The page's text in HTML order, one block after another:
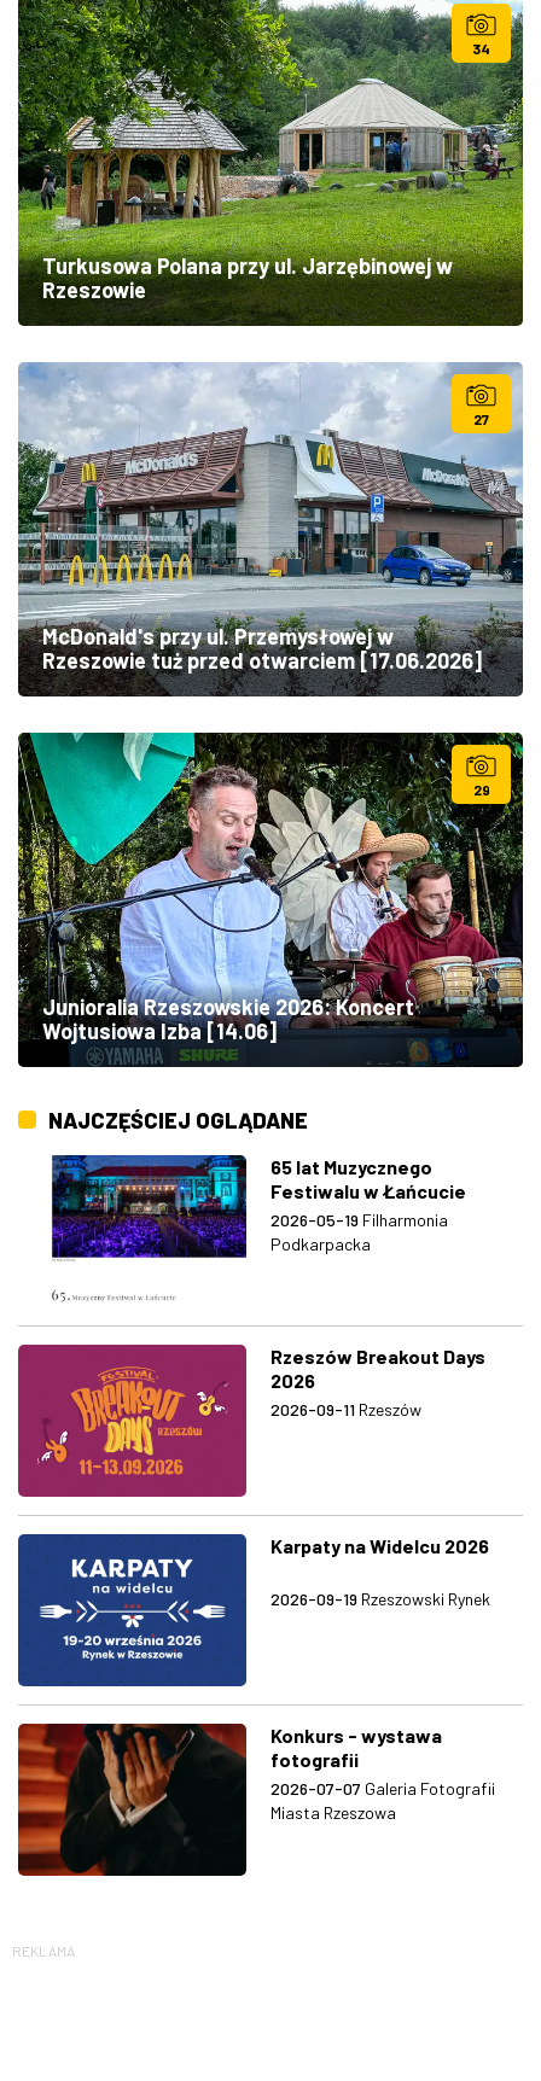
34
Turkusowa Polana przy ul. Jarzębinowej w
Rzeszowie
27
McDonald's przy ul. Przemysłowej w
Rzeszowie tuż przed otwarciem [17.06.2026]
29
Junioralia Rzeszowskie 2026: Koncert
Wojtusiowa Izba [14.06]
NAJCZĘŚCIEJ OGLĄDANE
65 lat Muzycznego
Festiwalu w Łańcucie
2026-05-19 Filharmonia
Podkarpacka
Rzeszów Breakout Days
2026
2026-09-11 Rzeszów
Karpaty na Widelcu 2026
2026-09-19 Rzeszowski Rynek
Konkurs - wystawa
fotografii
2026-07-07 Galeria Fotografii
Miasta Rzeszowa
REKLAMA